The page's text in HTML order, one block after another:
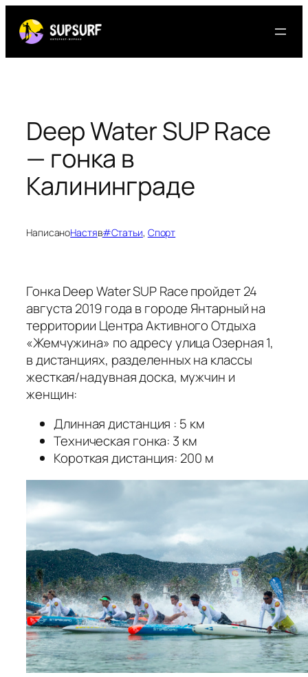
содержимому
Deep Water SUP Race
— гонка в
Калининграде
НаписаноНастяв#Статьи, Спорт
Гонка Deep Water SUP Race пройдет 24
августа 2019 года в городе Янтарный на
территории Центра Активного Отдыха
«Жемчужина» по адресу улица Озерная 1,
в дистанциях, разделенных на классы
жесткая/надувная доска, мужчин и
женщин:
Длинная дистанция : 5 км
Техническая гонка: 3 км
Короткая дистанция: 200 м